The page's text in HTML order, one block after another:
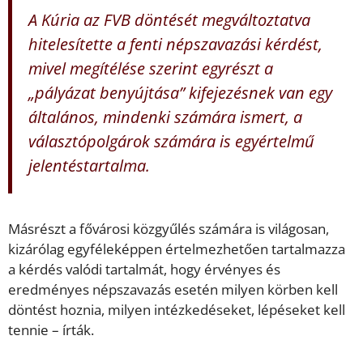
A Kúria az FVB döntését megváltoztatva
hitelesítette a fenti népszavazási kérdést,
mivel megítélése szerint egyrészt a
„pályázat benyújtása” kifejezésnek van egy
általános, mindenki számára ismert, a
választópolgárok számára is egyértelmű
jelentéstartalma.
Másrészt a fővárosi közgyűlés számára is világosan,
kizárólag egyféleképpen értelmezhetően tartalmazza
a kérdés valódi tartalmát, hogy érvényes és
eredményes népszavazás esetén milyen körben kell
döntést hoznia, milyen intézkedéseket, lépéseket kell
tennie – írták.